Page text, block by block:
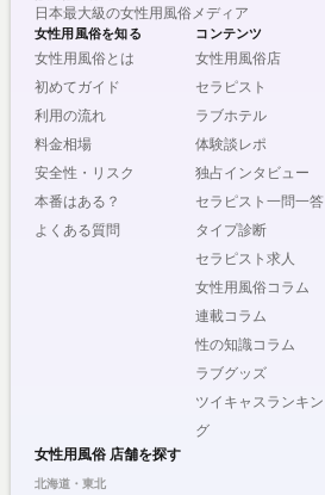
日本最大級の女性用風俗メディア
女性用風俗を知る
女性用風俗とは
初めてガイド
利用の流れ
料金相場
安全性・リスク
本番はある？
よくある質問
コンテンツ
女性用風俗店
セラピスト
ラブホテル
体験談レポ
独占インタビュー
セラピスト一問一答
タイプ診断
セラピスト求人
女性用風俗コラム
連載コラム
性の知識コラム
ラブグッズ
ツイキャスランキン
グ
女性用風俗 店舗を探す
北海道・東北